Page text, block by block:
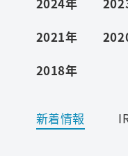
採用
2021年
2018年
新着情報